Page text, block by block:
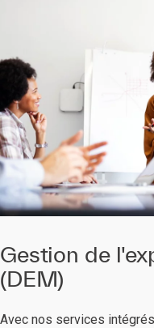
Gestion de
(DEM)
Avec nos services